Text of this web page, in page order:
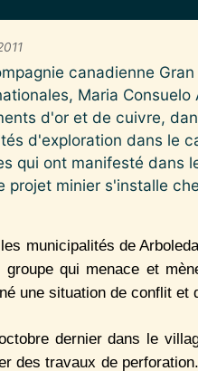
canadienne
Maria
d'or et de cuivre,
d'exploration dans le
qui ont manifesté dans
projet minier s'installe
municipalités de
groupe qui menace et
une situation de conflit et
dernier dans le
des travaux de